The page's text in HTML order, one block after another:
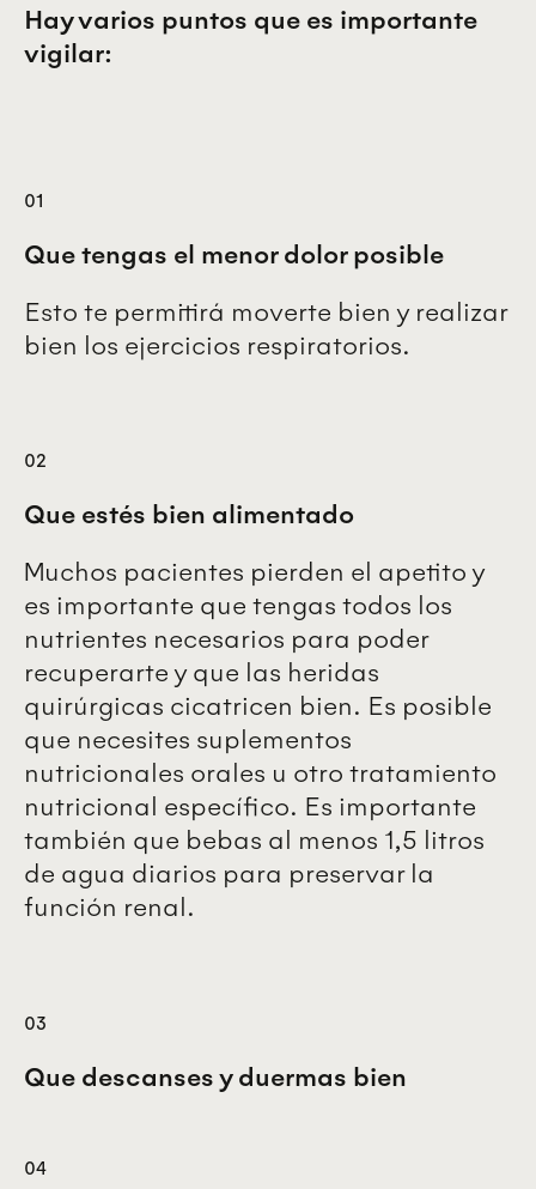
Hay varios puntos que es importante
vigilar:
01
Que tengas el menor dolor posible
Esto te permitirá moverte bien y realizar
bien los ejercicios respiratorios.
02
Que estés bien alimentado
Muchos pacientes pierden el apetito y
es importante que tengas todos los
nutrientes necesarios para poder
recuperarte y que las heridas
quirúrgicas cicatricen bien. Es posible
que necesites suplementos
nutricionales orales u otro tratamiento
nutricional específico. Es importante
también que bebas al menos 1,5 litros
de agua diarios para preservar la
función renal.
03
Que descanses y duermas bien
04